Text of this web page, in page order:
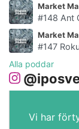
Vi har
Market
#148 Ant
Market
#147
Alla poddar